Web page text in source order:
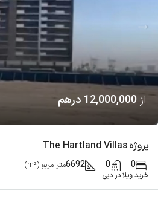
از 12,000,000 درهم
پروژه The Hartland Villas
0
0
6692متر مربع (m²)
خرید ویلا در دبی